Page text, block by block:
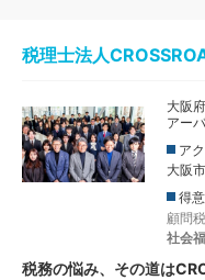
税理士法人
大阪
アー
ア
大阪
得
顧問
社会
税務の悩み、その道は